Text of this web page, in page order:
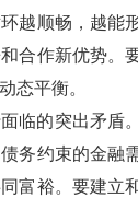
越顺畅，越
合作新优势
态平衡。
临的突出矛盾
务约束的金
富裕。要建